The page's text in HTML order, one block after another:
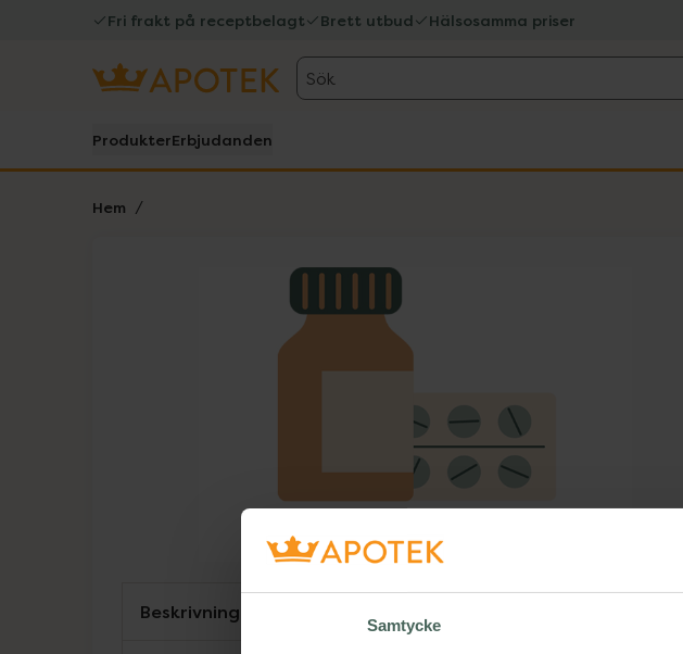
Samtycke
Fri frakt på receptbelagt Brett utbud Hälsosamma priser
Sök
ProdukterErbjudanden
Hem
Lista: . Innehåller 1 objekt.
Beskrivning